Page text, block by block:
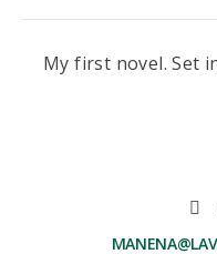
My first novel. Set